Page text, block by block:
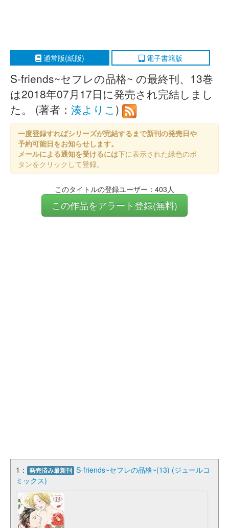
通常版(紙版) 電子書籍版
S-friends~セフレの品格~ の最終刊、13巻
は2018年07月17日に発売され完結しまし
た。 (著者： 湊よりこ )
一度登録すればシリーズが完結するまで新刊の発売日や
予約可能日をお知らせします。
メールによる通知を受けるには下に表示された緑色のボ
タンをクリックして登録。
このタイトルの登録ユーザー：403人
この作品をアラート登録(無料)
1： 発売済み最新刊 S-friends~セフレの品格~(13) (ジュールコ
ミックス)